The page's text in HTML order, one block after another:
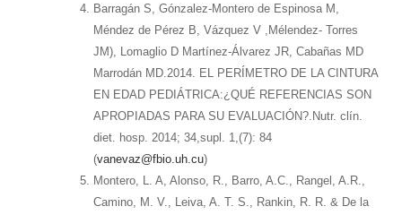
Barragán S, Gónzalez-Montero de Espinosa M,
Méndez de Pérez B, Vázquez V ,Mélendez- Torres
JM), Lomaglio D Martínez-Álvarez JR, Cabañas MD
Marrodán MD.2014. EL PERÍMETRO DE LA CINTURA
EN EDAD PEDIÁTRICA:¿QUÉ REFERENCIAS SON
APROPIADAS PARA SU EVALUACIÓN?.Nutr. clín.
diet. hosp. 2014; 34,supl. 1,(7): 84
(vanevaz@fbio.uh.cu)
Montero, L. A, Alonso, R., Barro, A.C., Rangel, A.R.,
Camino, M. V., Leiva, A. T. S., Rankin, R. R. & De la